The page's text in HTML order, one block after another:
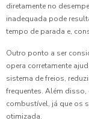
diretamente no
inadequada pode
tempo de parada e,
Outro ponto a ser
opera corretamente
sistema de freios,
frequentes. Além
combustível, já que os
otimizada.